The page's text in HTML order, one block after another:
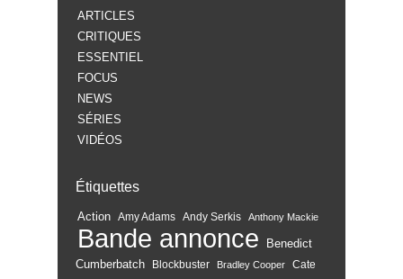
ARTICLES
CRITIQUES
ESSENTIEL
FOCUS
NEWS
SÉRIES
VIDÉOS
Étiquettes
Action Amy Adams Andy Serkis Anthony Mackie
Bande annonce
Benedict
Cumberbatch
Blockbuster Bradley Cooper
Cate